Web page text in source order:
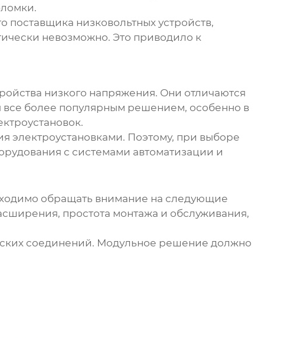
поставщика низковольтных устройств,
невозможно. Это приводило к
низкого напряжения. Они отличаются
все более популярным решением, особенно в
электроустановками. Поэтому, при выборе
с системами автоматизации и
обращать внимание на следующие
простота монтажа и обслуживания,
соединений. Модульное решение должно